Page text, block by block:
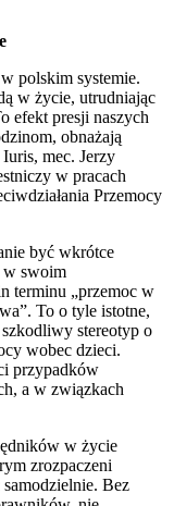
polskim systemie.
w życie, utrudniając
efekt presji naszych
obnażają
mec. Jerzy
w pracach
Przemocy
być wkrótce
w swoim
terminu „przemoc w
To o tyle istotne,
stereotyp o
wobec dzieci.
przypadków
a w związkach
w życie
zrozpaczeni
Bez